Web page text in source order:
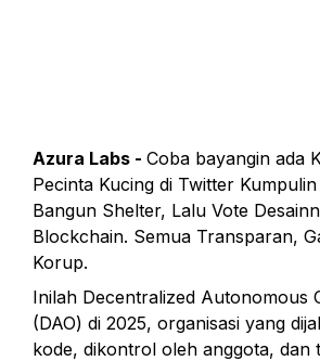
Azura Labs - Coba bayangin ada
Pecinta Kucing di Twitter
Bangun Shelter, Lalu Vote
Blockchain. Semua Transparan,
Korup.
Inilah Decentralized Autonomous
(DAO) di 2025, organisasi yang
kode, dikontrol oleh anggota, dan